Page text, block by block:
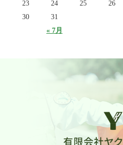
« 7月
23
24 25 26
30
31